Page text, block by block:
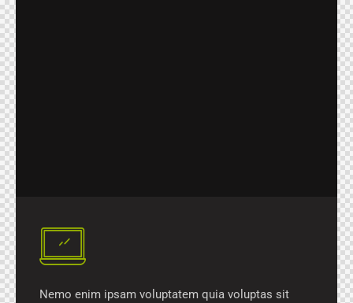
Nemo enim ipsam voluptatem quia voluptas sit